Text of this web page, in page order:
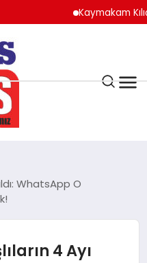
Kaymakam
WhatsApp O
4 Ayı